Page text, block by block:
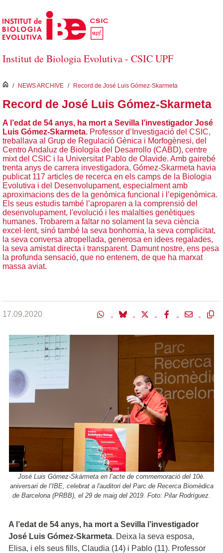
Skip to Main Content
Institut de Biologia Evolutiva - CSIC UPF
inici
/ NEWS ARCHIVE / Record de José Luis Gómez-Skarmeta
Record de José Luis Gómez-Skarmeta
A l’edat de 54 anys, ha mort a Sevilla l’investigador José
Luis Gómez-Skarmeta. Professor d’Investigació del CSIC,
treballava al Grup de Regulació Gènica i Morfogènesi, del
Centro Andaluz de Biología del Desarrollo (CABD), centre
mixt del CSIC i la Universitat Pablo de Olavide. Amb gairebé
trenta anys de carrera investigadora, Gómez-Skarmeta havia
publicat 117 articles de recerca en els camps de la Biologia
Evolutiva i del Desenvolupament, especialment amb
aproximacions des de la genòmica funcional i l’epigenòmica.
Els seus estudis també l’aproparen a la comprensió del
desenvolupament, l'evolució i les malalties genètiques
humanes. Trobarem a faltar no solament la seva ciència
excel·lent, sinó també la seva bonhomia, la seva complicitat,
la seva conversa atropellada, generosa en idees regalades,
la seva amistat directa i transparent. Damunt nostre, ens pesa
la profunda sensació, que no entenem, de que ha marxat
massa aviat.
17.09.2020
José Luis Gómez-Skármeta en l’acte de commemoració del 10è.
aniversari de l’IBE, celebrat a l'auditori del Parc de Recerca Biomèdica
de Barcelona (PRBB), el 29 de maig del 2019. Foto: Pilar Rodríguez.
A l’edat de 54 anys, ha mort a Sevilla l’investigador
José Luis Gómez-Skarmeta. Deixa la seva esposa,
Elisa, i els seus fills, Claudia (14) i Pablo (11). Professor